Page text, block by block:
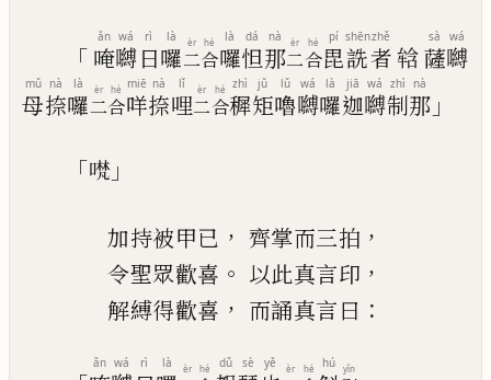
「 唵
ǎn
嚩
wá
日
rì
囉
là
二
èr
合
hé
囉
là
怛
dá
那
nà
二
èr
合
hé
毘
pí
詵
shēn
者
zhě
𤚥薩
sà
嚩
wá
母
mǔ
捺
nà
囉
là
二
èr
合
hé
咩
miē
捺
nà
哩
lǐ
二
èr
合
hé
穉
zhì
矩
jǔ
嚕
lǔ
嚩
wá
囉
là
迦
jiā
嚩
wá
制
zhì
那
nà
」
「𭊃 」
加持被甲已 ， 齊掌而三拍 ，
令聖眾歡喜 。 以此真言印 ，
解縛得歡喜 ， 而誦真言曰 ：
ǎn wá rì là èr hé dǔ sè yě èr hé hú yǐn